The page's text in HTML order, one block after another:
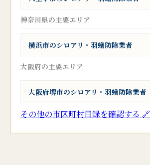
神奈川県の主要エリア
横浜市のシロアリ・羽蟻防除業者
大阪府の主要エリア
大阪府堺市のシロアリ・羽蟻防除業者
その他の市区町村目録を確認する 🔗